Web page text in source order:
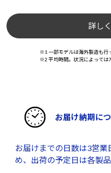
詳し
※1 一部モデルは海外製造も行
※2 平均時間。状況によっては
お届け納期に
お届けまでの日数は3営業
め、出荷の予定日は各製